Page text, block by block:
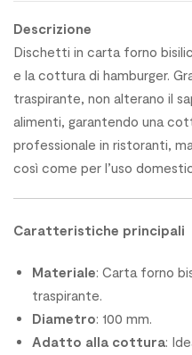
Descrizione
Dischetti in carta forno
e la cottura di hamburger.
traspirante, non alterano il
alimenti, garantendo una
professionale in ristoranti,
così come per l’uso
Caratteristiche principali
Materiale: Carta forno
traspirante.
Diametro: 100 mm.
Adatto alla cottura: